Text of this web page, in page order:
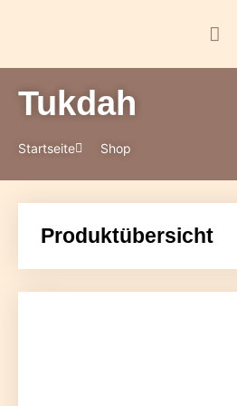
Tukdah
Startseite Shop
Produktübersicht